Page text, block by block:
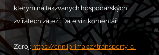
kterým na takzvaných hospodářských
zvířatech záleží. Dále viz. komentář.
Zdroj: https://cnn.iprima.cz/transporty-a-